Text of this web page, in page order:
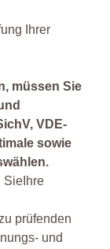
Ihrer
müssen Sie
VDE-
sowie
SieIhre
prüfenden
und